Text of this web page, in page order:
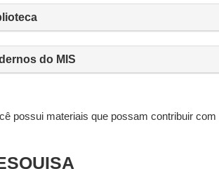
do MIS
possui materiais que possam contribuir